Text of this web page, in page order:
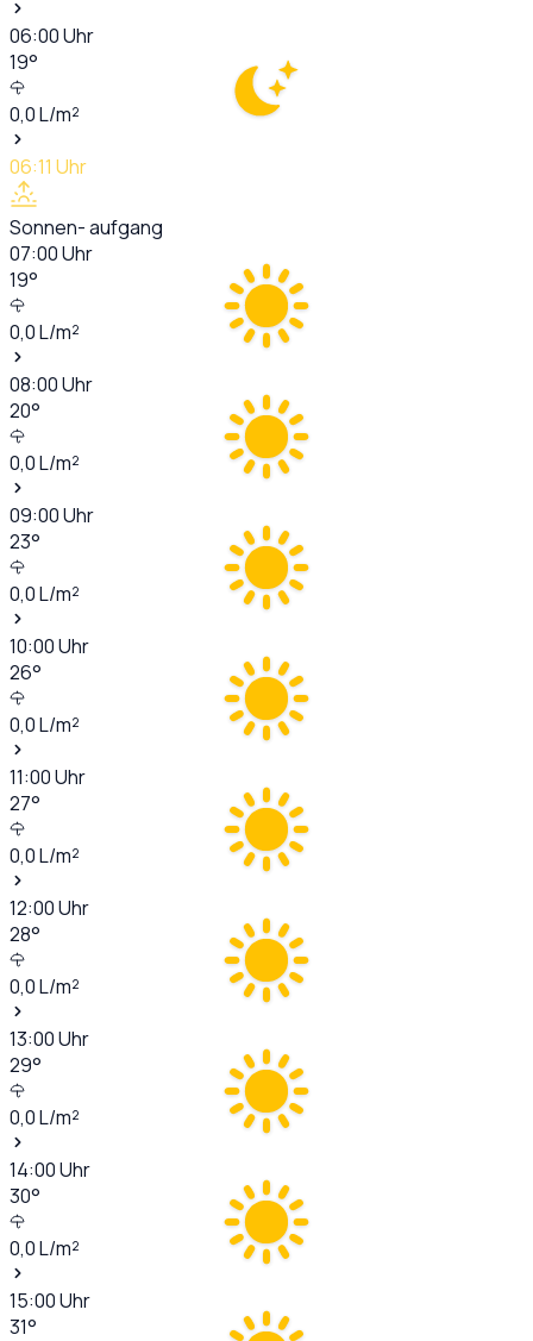
06:00Uhr
19°
0,0L/m²
06:11 Uhr
Sonnen- aufgang
07:00Uhr
19°
0,0L/m²
08:00Uhr
20°
0,0L/m²
09:00Uhr
23°
0,0L/m²
10:00Uhr
26°
0,0L/m²
11:00Uhr
27°
0,0L/m²
12:00Uhr
28°
0,0L/m²
13:00Uhr
29°
0,0L/m²
14:00Uhr
30°
0,0L/m²
15:00Uhr
31°